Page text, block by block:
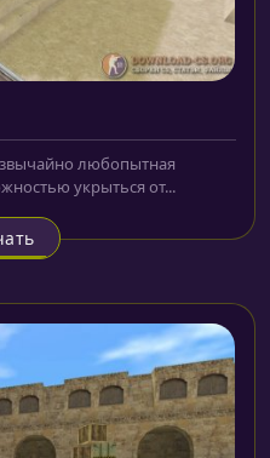
любопытная
укрыться от...